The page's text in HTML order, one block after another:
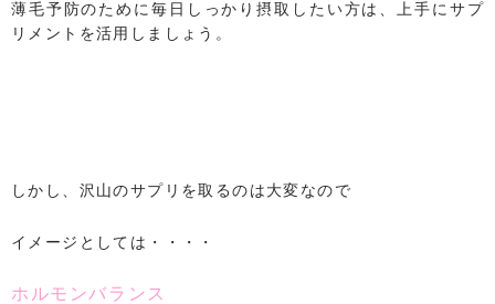
薄毛予防のために毎日しっかり摂取したい方は、上手にサプ
リメントを活用しましょう。
しかし、沢山のサプリを取るのは大変なので
イメージとしては・・・・
ホルモンバランス